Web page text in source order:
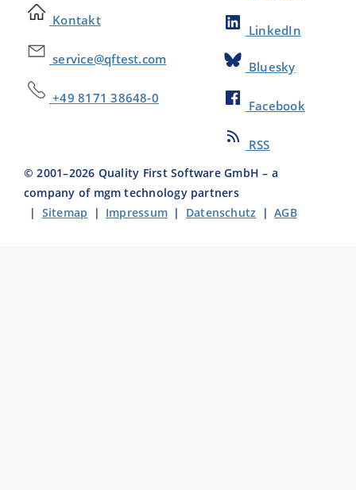
Kontakt
service@qftest.com
+49 8171 38648-0
LinkedIn
Bluesky
Facebook
RSS
© 2001–2026 Quality First Software GmbH – a
company of mgm technology partners
| Sitemap | Impressum | Datenschutz |AGB